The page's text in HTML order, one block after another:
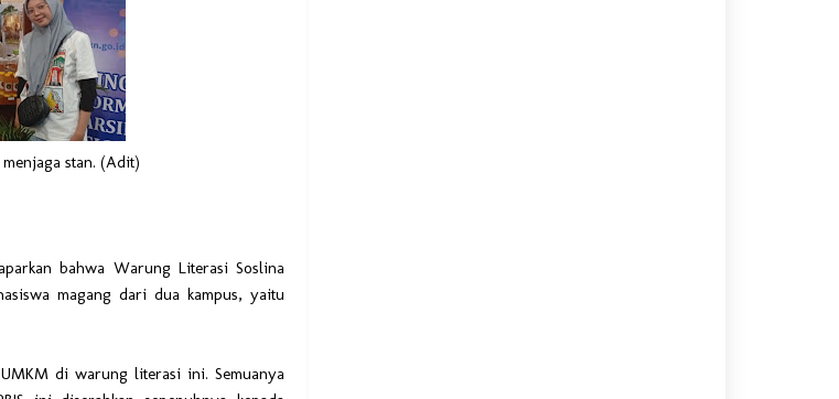
stan. (Adit)
bahwa Warung Literasi Soslina
magang dari dua kampus, yaitu
di warung literasi ini. Semuanya